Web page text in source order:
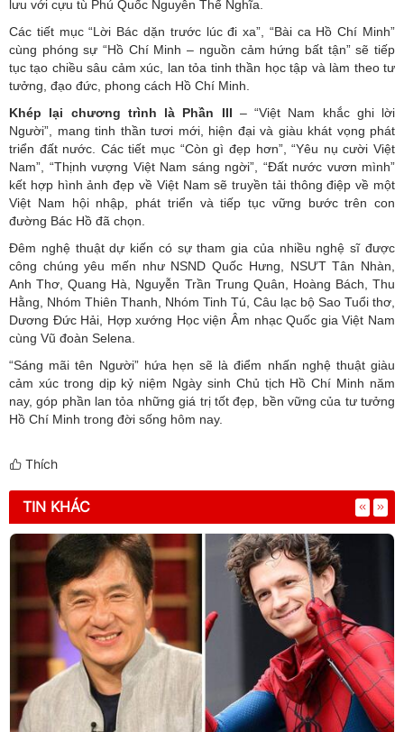
lưu với cựu tù Phú Quốc Nguyễn Thế Nghĩa.
Các tiết mục “Lời Bác dặn trước lúc đi xa”, “Bài ca Hồ Chí Minh”
cùng phóng sự “Hồ Chí Minh – nguồn cảm hứng bất tận” sẽ tiếp
tục tạo chiều sâu cảm xúc, lan tỏa tinh thần học tập và làm theo tư
tưởng, đạo đức, phong cách Hồ Chí Minh.
Khép lại chương trình là Phần III – “Việt Nam khắc ghi lời
Người”, mang tinh thần tươi mới, hiện đại và giàu khát vọng phát
triển đất nước. Các tiết mục “Còn gì đẹp hơn”, “Yêu nụ cười Việt
Nam”, “Thịnh vượng Việt Nam sáng ngời”, “Đất nước vươn mình”
kết hợp hình ảnh đẹp về Việt Nam sẽ truyền tải thông điệp về một
Việt Nam hội nhập, phát triển và tiếp tục vững bước trên con
đường Bác Hồ đã chọn.
Đêm nghệ thuật dự kiến có sự tham gia của nhiều nghệ sĩ được
công chúng yêu mến như NSND Quốc Hưng, NSƯT Tân Nhàn,
Anh Thơ, Quang Hà, Nguyễn Trần Trung Quân, Hoàng Bách, Thu
Hằng, Nhóm Thiên Thanh, Nhóm Tinh Tú, Câu lạc bộ Sao Tuổi thơ,
Dương Đức Hải, Hợp xướng Học viện Âm nhạc Quốc gia Việt Nam
cùng Vũ đoàn Selena.
“Sáng mãi tên Người” hứa hẹn sẽ là điểm nhấn nghệ thuật giàu
cảm xúc trong dịp kỷ niệm Ngày sinh Chủ tịch Hồ Chí Minh năm
nay, góp phần lan tỏa những giá trị tốt đẹp, bền vững của tư tưởng
Hồ Chí Minh trong đời sống hôm nay.
Thích
TIN KHÁC